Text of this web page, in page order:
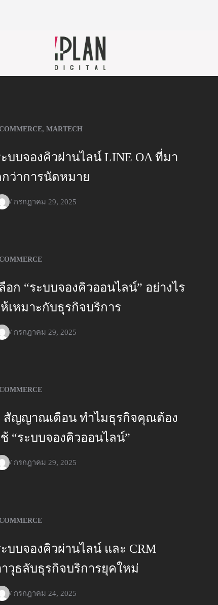
,MARTECH
บบจองคิวผ่านไลน์ LINE OA ที่มา
ว่าการนัดหมาย
/ กรกฎาคม 29, 2025
อก “ระบบจองคิวออนไลน์” อย่างไร
เหมาะกับธุรกิจบริการ
/ กรกฎาคม 29, 2025
สัญญาณเตือน ทำไมธุรกิจคุณต้อง
“ระบบจองคิวออนไลน์”
/ กรกฎาคม 29, 2025
บบจองคิวผ่านไลน์ และ CRM
วุธลับธุรกิจบริการยุคใหม่
/ กรกฎาคม 24, 2025